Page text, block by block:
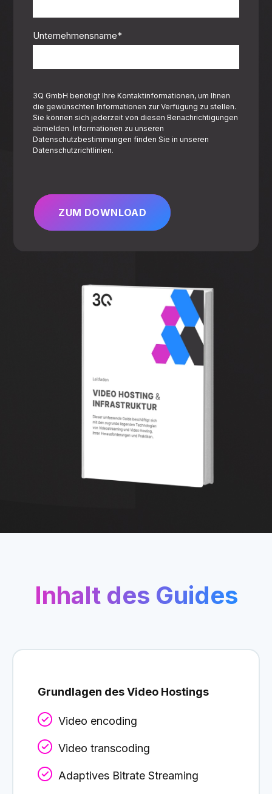
Unternehmensname*
3Q GmbH benötigt Ihre Kontaktinformationen, um Ihnen
die gewünschten Informationen zur Verfügung zu stellen.
Sie können sich jederzeit von diesen Benachrichtigungen
abmelden. Informationen zu unseren
Datenschutzbestimmungen finden Sie in unseren
Datenschutzrichtlinien.
Inhalt des Guides
Grundlagen des Video Hostings
Video encoding
Video transcoding
Adaptives Bitrate Streaming